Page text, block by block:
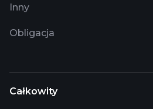
Inny
Obligacja
Całkowity